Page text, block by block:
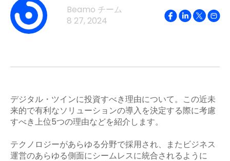
Beamo チーム
8 27, 2024
デジタル・ツインに投資すべき理由について。この近未
来的で有利なソリューションの導入を決定する際に考慮
すべき上位5つの理由などを紹介します。
テクノロジーがあらゆる分野で採用され、またビジネス
運営のあらゆる側面にシームレスに統合されるように